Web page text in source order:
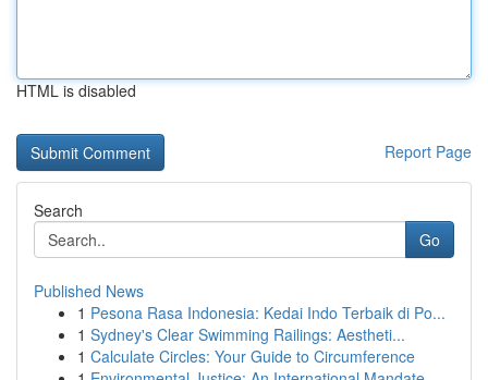
HTML is disabled
Report Page
Search
Go
Published News
1 Pesona Rasa Indonesia: Kedai Indo Terbaik di Po...
1 Sydney's Clear Swimming Railings: Aestheti...
1 Calculate Circles: Your Guide to Circumference